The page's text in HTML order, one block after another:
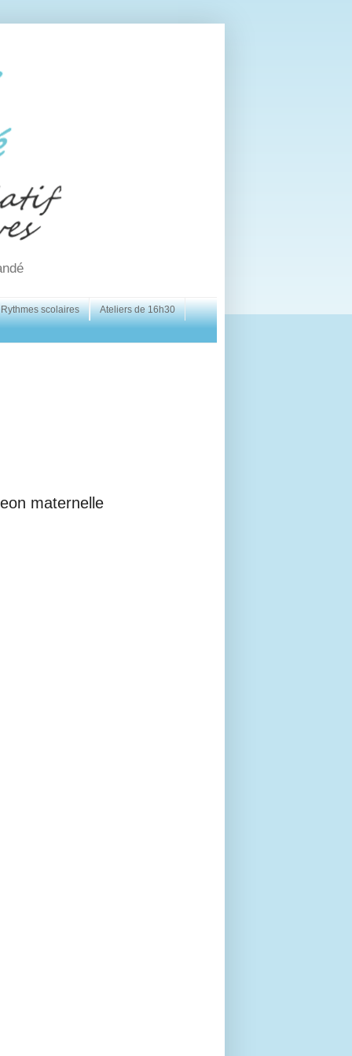
Rythmes scolaires Ateliers de 16h30
maternelle